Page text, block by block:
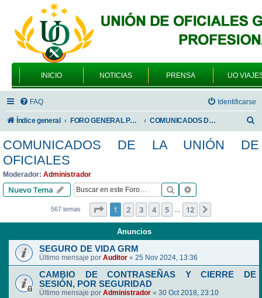
INICIO NOTICIAS PRENSA UO
FAQ Identificarse
Índice general FORO GENERAL PARA TODOS LOS USUARIOS COMUNICADOS DE LA UNIÓN DE OFICIALES
s
COMUNICADOS DE LA UNIÓN DE
OFICIALES
Moderador: Administrador
Nuevo Tema Buscar
567 temas Página de 12
1 2 3 4 5 … 12
Anuncios
SEGURO DE VIDA GRM
Último mensaje por Auditor « 25 Nov 2024, 13:36
CAMBIO DE CONTRASEÑAS Y CIERRE DE
SESIÓN, POR SEGURIDAD
Último mensaje por Administrador « 30 Oct 2018, 23:10